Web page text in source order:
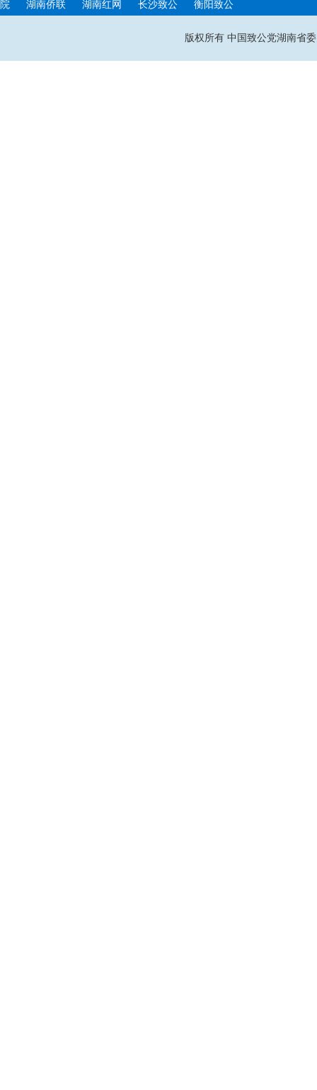
院
湖南侨联 湖南红网 长沙致公 衡阳致公
版权所有 中国致公党湖南省